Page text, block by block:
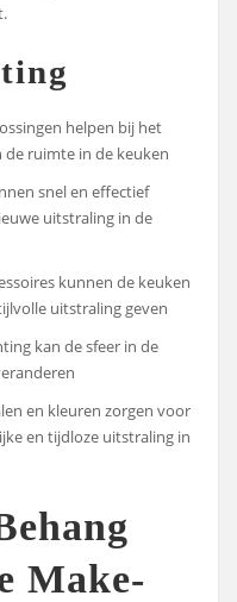
helpen bij het
de ruimte in de keuken
snel en effectief
uitstraling in de
kunnen de keuken
uitstraling geven
kan de sfeer in de
en kleuren zorgen voor
en tijdloze uitstraling in
Make-